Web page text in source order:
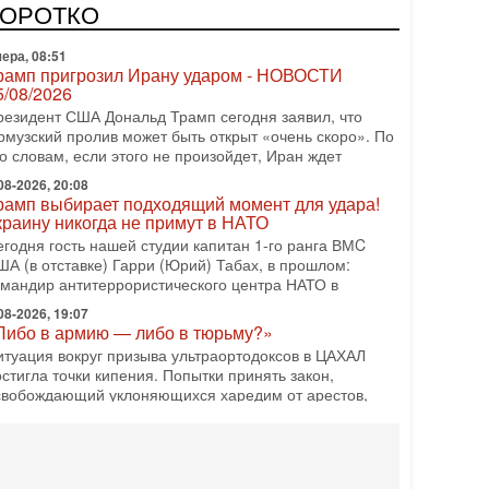
могут стать самыми интригующими? Биньямин
снова уверенно заявляет, что победа на
08:51
пригрозил Ирану ударом - НОВОСТИ
08/2026
США Дональд Трамп сегодня заявил, что
пролив может быть открыт «очень скоро». По
словам, если этого не произойдет, Иран ждет
2026, 20:08
выбирает подходящий момент для удара!
никогда не примут в НАТО
гость нашей студии капитан 1-го ранга ВМC
(в отставке) Гарри (Юрий) Табах, в прошлом:
антитеррористического центра НАТО в
2026, 19:07
в армию — либо в тюрьму?»
вокруг призыва ультраортодоксов в ЦАХАЛ
точки кипения. Попытки принять закон,
уклоняющихся харедим от арестов,